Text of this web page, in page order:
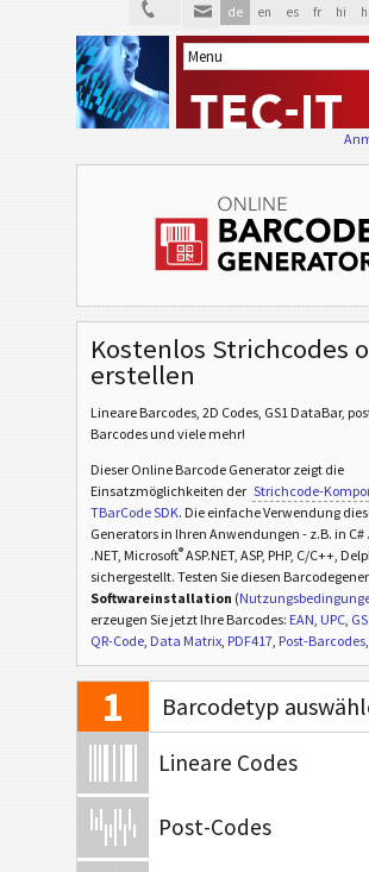
de en es fr hi
Kostenlos Strichcodes
erstellen
Lineare Barcodes, 2D Codes, GS1 DataBar,
Barcodes und viele mehr!
Dieser Online Barcode Generator zeigt die
Einsatzmöglichkeiten der Strichcode-
TBarCode SDK. Die einfache Verwendung
Generators in Ihren Anwendungen - z.B. in C#
.NET, Microsoft®ASP.NET, ASP, PHP, C/C++,
sichergestellt. Testen Sie diesen
Softwareinstallation (
erzeugen Sie jetzt Ihre Barcodes: EAN, UPC,
QR-Code, Data Matrix, PDF417, Post-Barcodes,
1 Barcodetyp
Lineare Codes
Post-Codes